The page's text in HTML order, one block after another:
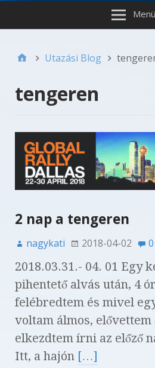
Menü
Utazási Blog
tengeren
2 nap a tengeren
nagykati 2018-04-02 0
2018.03.31.- 04. 01 Egy
pihentető alvás után, 4
felébredtem és mivel
voltam álmos, elővettem
elkezdtem írni az előző
Itt, a hajón […]